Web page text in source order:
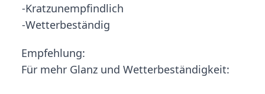
-Kratzunempfindlich
-Wetterbeständig
Empfehlung:
Für mehr Glanz und Wetterbeständigkeit: